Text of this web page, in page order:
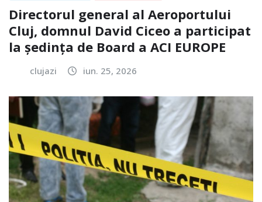
Directorul general al Aeroportului
Cluj, domnul David Ciceo a participat
la ședința de Board a ACI EUROPE
clujazi iun. 25, 2026